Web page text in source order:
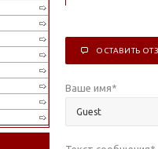
ОСТАВИТЬ
Ваше имя*